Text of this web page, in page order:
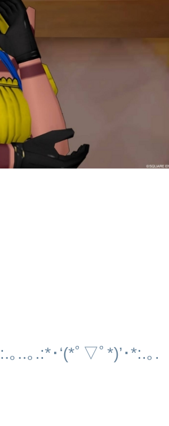
｡ ..｡ .:* ･ ‘(*ﾟ▽ﾟ *)’ ･*:.｡ .